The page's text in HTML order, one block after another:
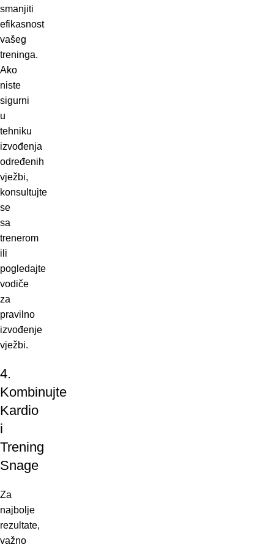
smanjiti
efikasnost
vašeg
treninga.
Ako
niste
sigurni
u
tehniku
izvođenja
određenih
vježbi,
konsultujte
se
sa
trenerom
ili
pogledajte
vodiče
za
pravilno
izvođenje
vježbi.
4.
Kombinujte
Kardio
i
Trening
Snage
Za
najbolje
rezultate,
važno